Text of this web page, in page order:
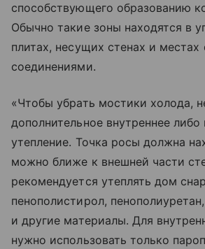
способствующего образованию
Обычно такие зоны находятся в
плитах, несущих стенах и
соединениями.
«Чтобы убрать мостики холода,
дополнительное внутреннее
утепление. Точка росы должна
можно ближе к внешней части
рекомендуется утеплять дом
пенополистирол, пенополиуретан,
и другие материалы. Для
нужно использовать только